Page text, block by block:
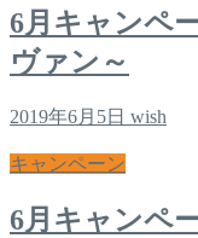
6月キャンペ
ヴァン～
2019年6月5日 wish
キャンペーン
6月キャンペ